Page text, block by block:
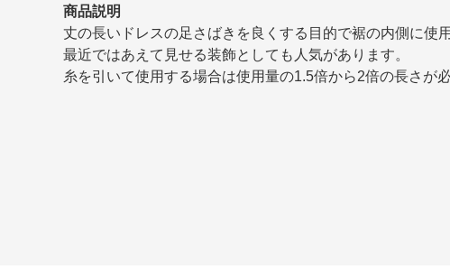
商品説明
丈の長いドレスの足さばきを良くする目的で裾の内側に使用
最近ではあえて見せる装飾としても人気があります。
糸を引いて使用する場合は使用量の1.5倍から2倍の長さが